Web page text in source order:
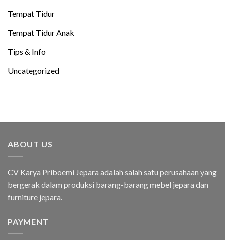
Tempat Tidur
Tempat Tidur Anak
Tips & Info
Uncategorized
ABOUT US
CV Karya Priboemi Jepara adalah salah satu perusahaan yang
bergerak dalam produksi barang-barang mebel jepara dan
furniture jepara.
PAYMENT